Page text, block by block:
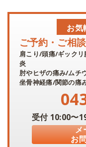
お気
ご予約・ご相
肩こり/頭痛/ギック
炎
肘やヒザの痛み/ムチ
坐骨神経痛/関節の痛
受付 10:00〜
メ
お